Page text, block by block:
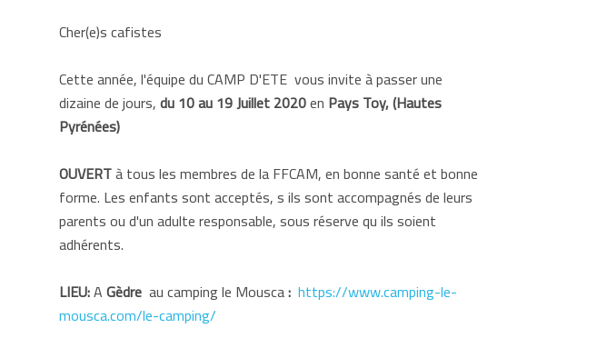
Cher(e)s cafistes
Cette année, l'équipe du CAMP D'ETE vous invite à passer une
dizaine de jours,du 10 au 19 Juillet 2020en Pays Toy, (Hautes
Pyrénées)
OUVERTà tous les membres de la FFCAM, en bonne santé et bonne
forme. Les enfants sont acceptés, s ils sont accompagnés de leurs
parents ou d'un adulte responsable, sous réserve qu ils soient
adhérents.
LIEU:AGèdre au camping le Mousca: https://www.camping-le-
mousca.com/le-camping/